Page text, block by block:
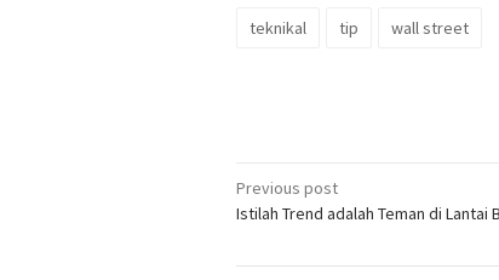
teknikal tip wall street
Post
navigation
Previous post
Istilah Trend adalah Teman di Lantai